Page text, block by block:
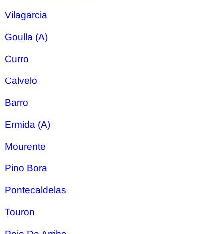
Vilagarcia
Goulla (A)
Curro
Calvelo
Barro
Ermida (A)
Mourente
Pino Bora
Pontecaldelas
Touron